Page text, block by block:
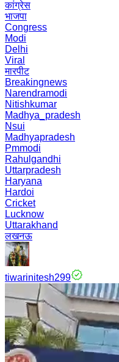
कांग्रेस
भाजपा
Congress
Modi
Delhi
Viral
मारपीट
Breakingnews
Narendramodi
Nitishkumar
Madhya_pradesh
Nsui
Madhyapradesh
Pmmodi
Rahulgandhi
Uttarpradesh
Haryana
Hardoi
Cricket
Lucknow
Uttarakhand
लखनऊ
tiwarinitesh299